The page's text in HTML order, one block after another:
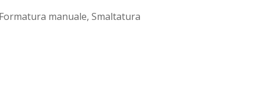
manuale, Smaltatura